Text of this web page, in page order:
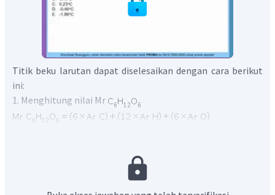
Titik beku larutan dapat diselesaikan dengan cara berikut
ini:
1. Menghitung nilai Mr
2. Menghitung penurunan titik beku larutan